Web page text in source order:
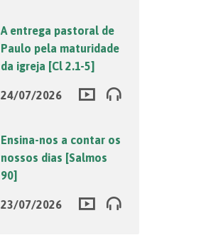
A entrega pastoral de
Paulo pela maturidade
da igreja [Cl 2.1-5]
24/07/2026
Ensina-nos a contar os
nossos dias [Salmos
90]
23/07/2026